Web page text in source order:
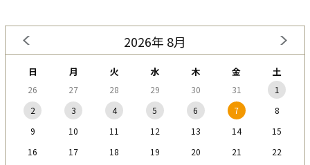
2026年 8月
日 月 火 水 木 金 土
26 27 28 29 30 31
1
2
3 4 5 6 7
8
9
10 11 12 13 14
15
16
17 18 19 20 21
22